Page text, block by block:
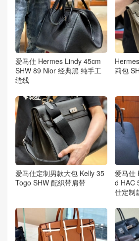
爱马仕 Hermes Lindy 45cm
SHW 89 Nior 经典黑 纯手工
缝线
莉包
爱马仕定制男款大包 Kelly 35
Togo SHW 配织带肩带
爱马仕
d HAC
仕定制